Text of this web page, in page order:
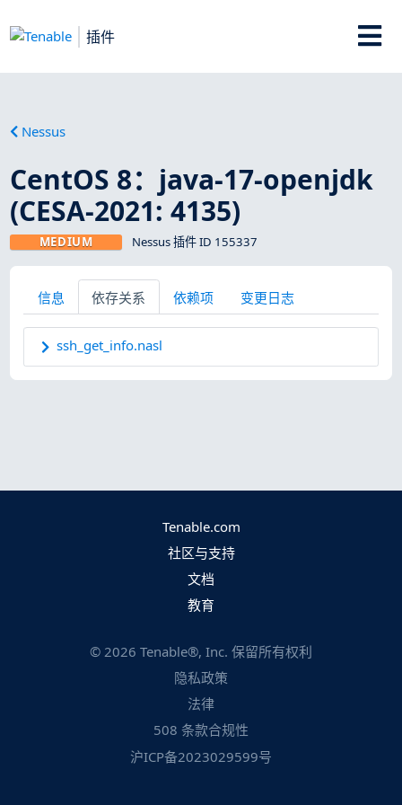
插件
Nessus
CentOS 8：java-17-openjdk
(CESA-2021: 4135)
MEDIUM Nessus 插件 ID 155337
信息 依存关系 依赖项 变更日志
ssh_get_info.nasl
Tenable.com
社区与支持
文档
教育
© 2026 Tenable®, Inc. 保留所有权利
隐私政策
法律
508 条款合规性
沪ICP备2023029599号